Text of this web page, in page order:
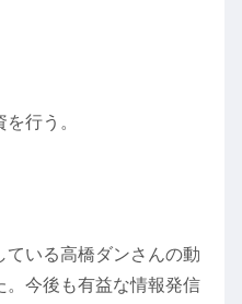
行う。
いる高橋ダンさんの動
。今後も有益な情報発信